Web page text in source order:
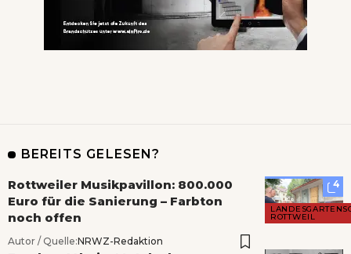
BEREITS GELESEN?
4
ROTTWEIL
Rottweiler Musikpavillon: 800.000
Euro für die Sanierung – Farbton
noch offen
Autor / Quelle:NRWZ-Redaktion